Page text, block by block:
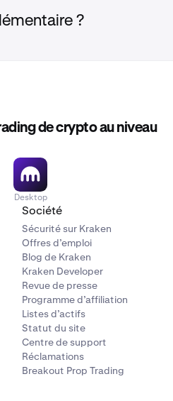
$
vous inscrire sur la liste
?
de crypto au niveau
Desktop
Société
Sécurité sur Kraken
Offres d’emploi
Blog de Kraken
Kraken Developer
Revue de presse
Programme d’affiliation
Listes d’actifs
Statut du site
Centre de support
Réclamations
Breakout Prop Trading